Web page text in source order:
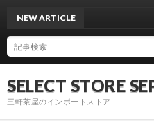
SELECT STORE
三軒茶屋のインポートストア
NEW ARTICLE